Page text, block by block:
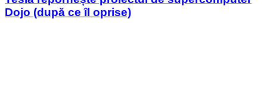
Dojo (după ce îl oprise)